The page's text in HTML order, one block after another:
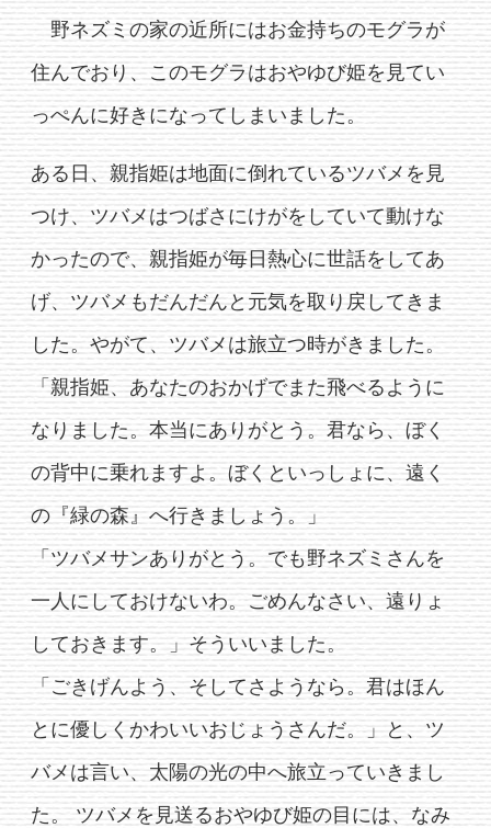
野ネズミの家の近所にはお金持ちのモグラが
住んでおり、このモグラはおやゆび姫を見てい
っぺんに好きになってしまいました。
ある日、親指姫は地面に倒れているツバメを見
つけ、ツバメはつばさにけがをしていて動けな
かったので、親指姫が毎日熱心に世話をしてあ
げ、ツバメもだんだんと元気を取り戻してきま
した。やがて、ツバメは旅立つ時がきました。
「親指姫、あなたのおかげでまた飛べるように
なりました。本当にありがとう。君なら、ぼく
の背中に乗れますよ。ぼくといっしょに、遠く
の『緑の森』へ行きましょう。」
「ツバメサンありがとう。でも野ネズミさんを
一人にしておけないわ。ごめんなさい、遠りょ
しておきます。」そういいました。
「ごきげんよう、そしてさようなら。君はほん
とに優しくかわいいおじょうさんだ。」と、ツ
バメは言い、太陽の光の中へ旅立っていきまし
た。 ツバメを見送るおやゆび姫の目には、なみ